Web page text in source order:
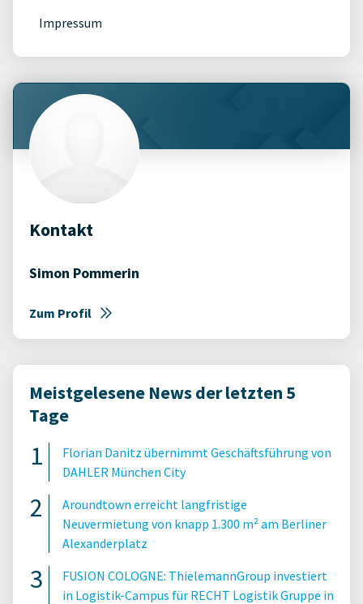
Impressum
Kontakt
Simon Pommerin
Zum Profil
Meistgelesene News der letzten 5
Tage
Florian Danitz übernimmt Geschäftsführung von
DAHLER München City
Aroundtown erreicht langfristige
Neuvermietung von knapp 1.300 m² am Berliner
Alexanderplatz
FUSION COLOGNE: ThielemannGroup investiert
in Logistik-Campus für RECHT Logistik Gruppe in